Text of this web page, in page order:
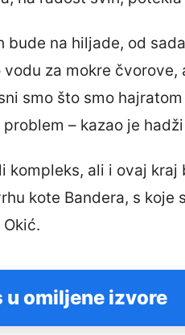
bude na hiljade, od
za mokre čvorove,
smo što smo
– kazao je
kompleks, ali i ovaj
kote Bandera, s koje
u omiljene izvore